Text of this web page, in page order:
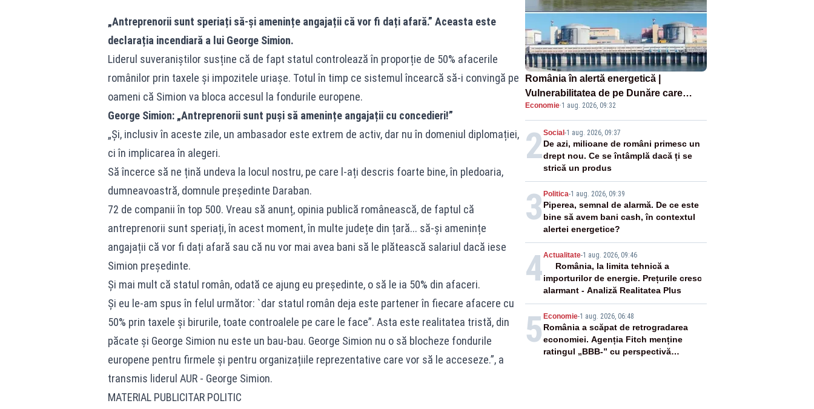
„Antreprenorii sunt speriați să-și amenințe angajații că vor fi dați afară.” Aceasta este
declarația incendiară a lui George Simion.
Liderul suveraniștilor susține că de fapt statul controlează în proporție de 50% afacerile
românilor prin taxele și impozitele uriașe. Totul în timp ce sistemul încearcă să-i convingă pe
oameni că Simion va bloca accesul la fondurile europene.
George Simion: „Antreprenorii sunt puși să amenințe angajații cu concedieri!”
„Și, inclusiv în aceste zile, un ambasador este extrem de activ, dar nu în domeniul diplomației,
ci în implicarea în alegeri.
Să încerce să ne țină undeva la locul nostru, pe care l-ați descris foarte bine, în pledoaria,
dumneavoastră, domnule președinte Daraban.
72 de companii în top 500. Vreau să anunț, opinia publică românească, de faptul că
antreprenorii sunt speriați, în acest moment, în multe județe din țară... să-și amenințe
angajații că vor fi dați afară sau că nu vor mai avea bani să le plătească salariul dacă iese
Simion președinte.
Și mai mult că statul român, odată ce ajung eu președinte, o să le ia 50% din afaceri.
Și eu le-am spus în felul următor: `dar statul român deja este partener în fiecare afacere cu
50% prin taxele și birurile, toate controalele pe care le face”. Asta este realitatea tristă, din
păcate și George Simion nu este un bau-bau. George Simion nu o să blocheze fondurile
europene pentru firmele și pentru organizațiile reprezentative care vor să le acceseze.”, a
transmis liderul AUR - George Simion.
MATERIAL PUBLICITAR POLITIC
România în alertă energetică |
Vulnerabilitatea de pe Dunăre care
pune în pericol Centrala Cernavodă era
cunoscută de pe vremea lui Ceaușescu
Economie·1 aug. 2026, 09:32
2Social -1 aug. 2026, 09:37
De azi, milioane de români primesc un
drept nou. Ce se întâmplă dacă ți se
strică un produs
3 Politica-1 aug. 2026, 09:39
Piperea, semnal de alarmă. De ce este
bine să avem bani cash, în contextul
alertei energetice?
4Actualitate-1 aug. 2026, 09:46
România, la limita tehnică a
importurilor de energie. Prețurile cresc
alarmant - Analiză Realitatea Plus
5 Economie-1 aug. 2026, 06:48
România a scăpat de retrogradarea
economiei. Agenția Fitch menține
ratingul „BBB-” cu perspectivă